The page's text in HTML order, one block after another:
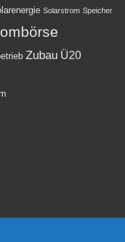
Solarstrom Speicher
Zubau Ü20